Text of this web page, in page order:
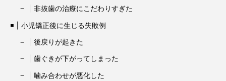
非抜歯の治療にこだわりすぎた
小児矯正後に生じる失敗例
後戻りが起きた
歯ぐきが下がってしまった
噛み合わせが悪化した